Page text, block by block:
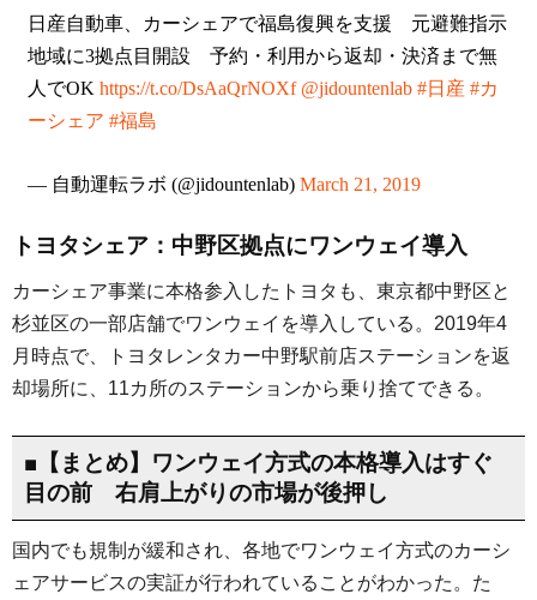
日産自動車、カーシェアで福島復興を支援 元避難指示
地域に3拠点目開設 予約・利用から返却・決済まで無
人でOK https://t.co/DsAaQrNOXf @jidountenlab #日産 #カ
ーシェア #福島
— 自動運転ラボ (@jidountenlab) March 21, 2019
トヨタシェア：中野区拠点にワンウェイ導入
カーシェア事業に本格参入したトヨタも、東京都中野区と
杉並区の一部店舗でワンウェイを導入している。2019年4
月時点で、トヨタレンタカー中野駅前店ステーションを返
却場所に、11カ所のステーションから乗り捨てできる。
■【まとめ】ワンウェイ方式の本格導入はすぐ
目の前 右肩上がりの市場が後押し
国内でも規制が緩和され、各地でワンウェイ方式のカーシ
ェアサービスの実証が行われていることがわかった。た